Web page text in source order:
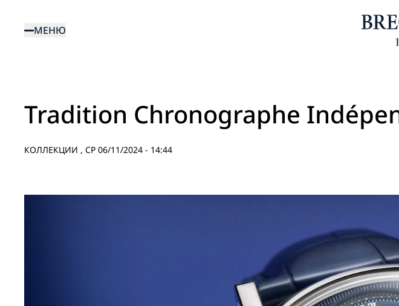
основномуМЕНЮ
Tradition Chronographe
КОЛЛЕКЦИИ , СР 06/11/2024 - 14:44